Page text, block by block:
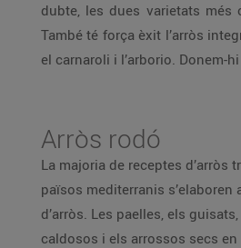
dubte, les dues varietats més
També té força èxit l’arròs
el carnaroli i l’arborio. Donem-
Arròs rodó
La majoria de receptes d’arròs
països mediterranis s’elaboren
d’arròs. Les paelles, els
caldosos i els arrossos secs